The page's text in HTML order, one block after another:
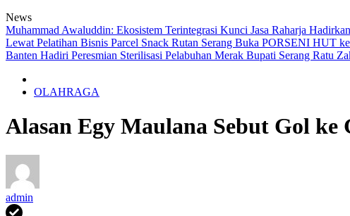
News
Muhammad Awaluddin: Ekosistem Terintegrasi Kunci Jasa Raharja
Lewat Pelatihan Bisnis Parcel Snack Rutan Serang Buka PORSENI HUT
Banten Hadiri Peresmian Sterilisasi Pelabuhan Merak Bupati Serang Ratu
OLAHRAGA
Alasan Egy Maulana Sebut Gol
admin